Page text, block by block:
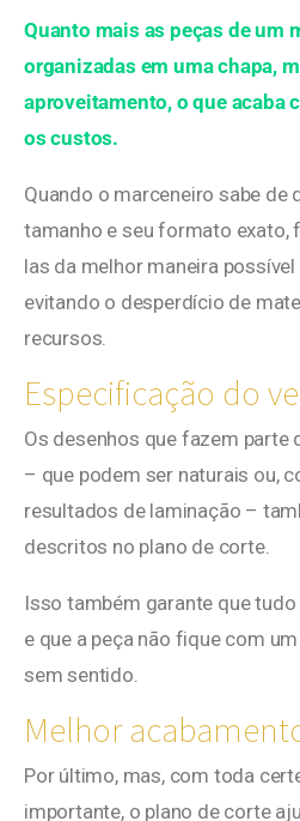
Quanto mais as peças de um
organizadas em uma chapa,
aproveitamento, o que acaba
os custos.
Quando o marceneiro sabe de
tamanho e seu formato exato,
las da melhor maneira
evitando o desperdício de
recursos.
Especificação do
Os desenhos que fazem parte
– que podem ser naturais ou,
resultados de laminação –
descritos no plano de corte.
Isso também garante que
e que a peça não fique com
sem sentido.
Melhor
Por último, mas, com toda
importante, o plano de corte